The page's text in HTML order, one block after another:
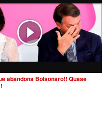
abandona Bolsonaro!! Quase